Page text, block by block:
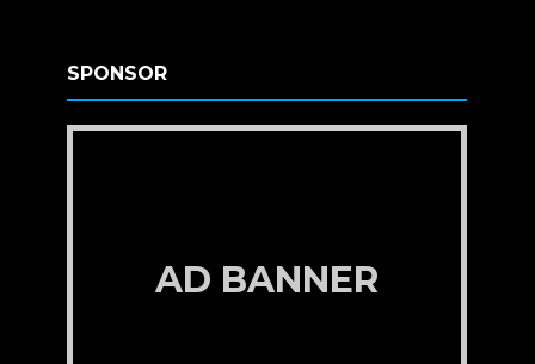
SPONSOR
AD BANNER